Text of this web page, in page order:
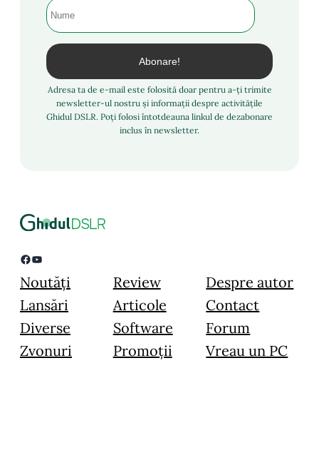
Adresa ta de e-mail este folosită doar pentru a-ți trimite
newsletter-ul nostru și informații despre activitățile
Ghidul DSLR. Poți folosi întotdeauna linkul de dezabonare
inclus în newsletter.
Facebook YouTube
Noutăți
Lansări
Diverse
Zvonuri
Review
Articole
Software
Promoții
Despre autor
Contact
Forum
Vreau un PC